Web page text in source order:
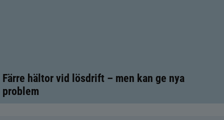
Färre hältor vid lösdrift – men kan ge nya
problem